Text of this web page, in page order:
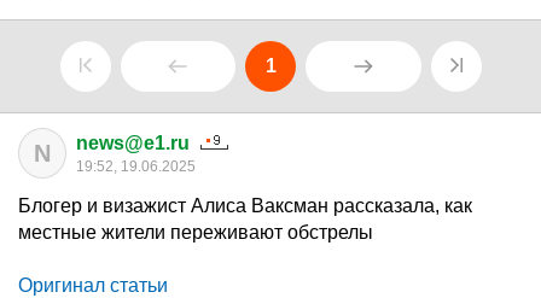
1
N news@e1.ru
19:52, 19.06.2025
Блогер и визажист Алиса Ваксман рассказала, как
местные жители переживают обстрелы
Оригинал статьи